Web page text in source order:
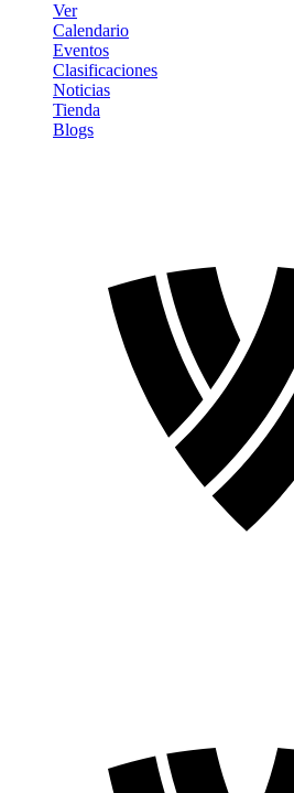
Ver
Calendario
Eventos
Clasificaciones
Noticias
Tienda
Blogs